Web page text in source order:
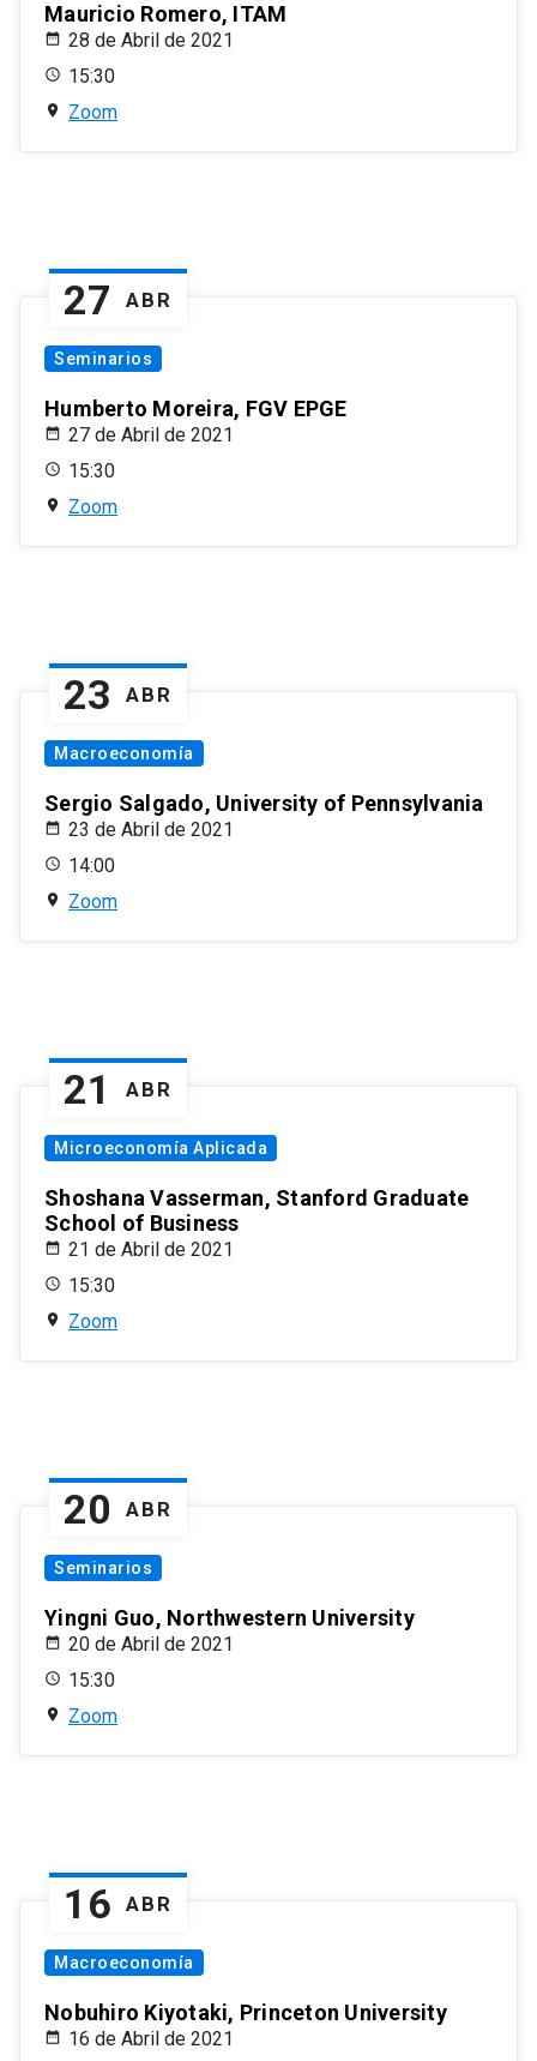
Mauricio Romero, ITAM
28 de Abril de 2021
15:30
Zoom
27 ABR
Seminarios
Humberto Moreira, FGV EPGE
27 de Abril de 2021
15:30
Zoom
23 ABR
Macroeconomía
Sergio Salgado, University of Pennsylvania
23 de Abril de 2021
14:00
Zoom
21 ABR
Microeconomía Aplicada
Shoshana Vasserman, Stanford Graduate
School of Business
21 de Abril de 2021
15:30
Zoom
20 ABR
Seminarios
Yingni Guo, Northwestern University
20 de Abril de 2021
15:30
Zoom
16 ABR
Macroeconomía
Nobuhiro Kiyotaki, Princeton University
16 de Abril de 2021